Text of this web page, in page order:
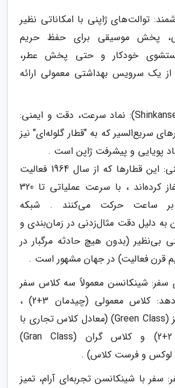
توالت‌های ژاپنی با امکاناتی نظیر
پخش موسیقی برای حفظ حریم
خودکار و حتی پخش عطر،
از یک سرویس بهداشتی معمولی ارائه
شینکانسن (Shinkansen): نماد سرعت، دقت و ایمنی:
سریع‌السیر که به "قطار گلوله‌ای" نیز
پویایی و پیشرفت ژاپن است .
عملکرد فنی: این قطارها که از سال 1964 فعالیت
خود را آغاز کرده‌اند ، با سرعت عملیاتی تا 320
بر ساعت حرکت می‌کنند . شبکه
به دلیل دقت مثال‌زدنی در زمان‌بندی و
بی‌نظیر (بدون هیچ حادثه مرگبار در
قرن فعالیت) در جهان مشهور است .
سفر: شینکانسن معمولاً سه کلاس سفر
ارائه می‌دهد: کلاس معمولی (چیدمان 3+2) ،
کلاس سبز (Green Class) (معادل کلاس تجاری با
چیدمان 2+2) و کلاس گران (Gran Class)
لوکس و فرست کلاس) .
سفر با شینکانسن تجربه‌ای آرام، تمیز